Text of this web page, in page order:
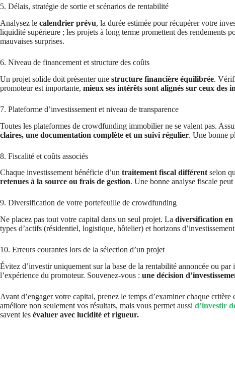
5. Délais, stratégie de sortie et scénarios de rentabilité
Analysez le calendrier prévu, la durée estimée pour récupérer votre
liquidité supérieure ; les projets à long terme promettent des rendements
mauvaises surprises.
6. Niveau de financement et structure des coûts
Un projet solide doit présenter une structure financière équilibrée.
promoteur est importante, mieux ses intérêts sont alignés sur ceux des
7. Plateforme d’investissement et niveau de transparence
Toutes les plateformes de crowdfunding immobilier ne se valent pas.
claires, une documentation complète et un suivi régulier. Une bonne
8. Fiscalité et coûts associés
Chaque investissement bénéficie d’un traitement fiscal différent selon
retenues à la source ou frais de gestion. Une bonne analyse fiscale
9. Diversification de votre portefeuille de crowdfunding
Ne placez pas tout votre capital dans un seul projet. La diversification
types d’actifs (résidentiel, logistique, hôtelier) et horizons
10. Erreurs courantes lors de la sélection d’un projet
Évitez d’investir uniquement sur la base de la rentabilité annoncée ou
l’expérience du promoteur. Souvenez-vous : une décision
Avant d’engager votre capital, prenez le temps d’examiner chaque
améliore non seulement vos résultats, mais vous permet aussi d’investir
savent les évaluer avec lucidité et rigueur.